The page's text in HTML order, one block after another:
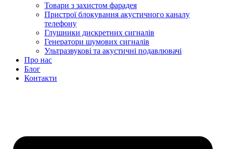
Товари з захистом фарадея
Пристрої блокування акустичного каналу
телефону
Глушники дискретних сигналів
Генератори шумових сигналів
Ультразвукові та акустичні подавлювачі
Про нас
Блог
Контакти